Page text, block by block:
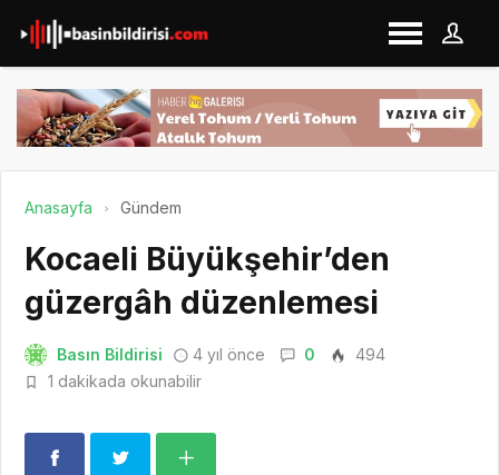
Anasayfa Gündem
Kocaeli Büyükşehir’den
güzergâh düzenlemesi
Basın Bildirisi 4 yıl önce 0
494
1 dakikada okunabilir